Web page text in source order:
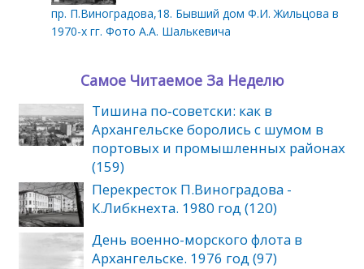
пр. П.Виноградова,18. Бывший дом Ф.И. Жильцова в
1970-х гг. Фото А.А. Шалькевича
Самое Читаемое За Неделю
Тишина по‑советски: как в
Архангельске боролись с шумом в
портовых и промышленных районах
(159)
Перекресток П.Виноградова -
К.Либкнехта. 1980 год (120)
День военно-морского флота в
Архангельске. 1976 год (97)